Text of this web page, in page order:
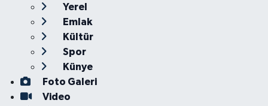
Yerel
Emlak
Kültür
Spor
Künye
Foto Galeri
Video